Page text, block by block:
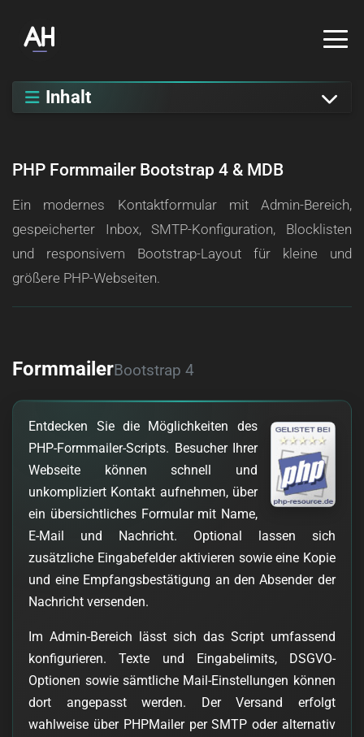
Inhalt
PHP Formmailer Bootstrap 4 & MDB
Ein modernes Kontaktformular mit Admin-Bereich,
gespeicherter Inbox, SMTP-Konfiguration, Blocklisten
und responsivem Bootstrap-Layout für kleine und
größere PHP-Webseiten.
FormmailerBootstrap 4
Entdecken Sie die Möglichkeiten des
PHP-Formmailer-Scripts. Besucher Ihrer
Webseite können schnell und
unkompliziert Kontakt aufnehmen, über
ein übersichtliches Formular mit Name,
E-Mail und Nachricht. Optional lassen sich
zusätzliche Eingabefelder aktivieren sowie eine Kopie
und eine Empfangsbestätigung an den Absender der
Nachricht versenden.
Im Admin-Bereich lässt sich das Script umfassend
konfigurieren. Texte und Eingabelimits, DSGVO-
Optionen sowie sämtliche Mail-Einstellungen können
dort angepasst werden. Der Versand erfolgt
wahlweise über PHPMailer per SMTP oder alternativ